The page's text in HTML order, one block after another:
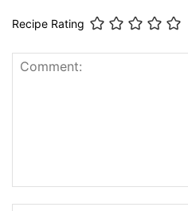
Recipe Rating